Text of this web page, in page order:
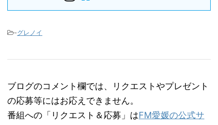
-グレノイ
ブログのコメント欄では、リクエストやプレゼント
の応募等にはお応えできません。
番組への「リクエスト＆応募」はFM愛媛の公式サ